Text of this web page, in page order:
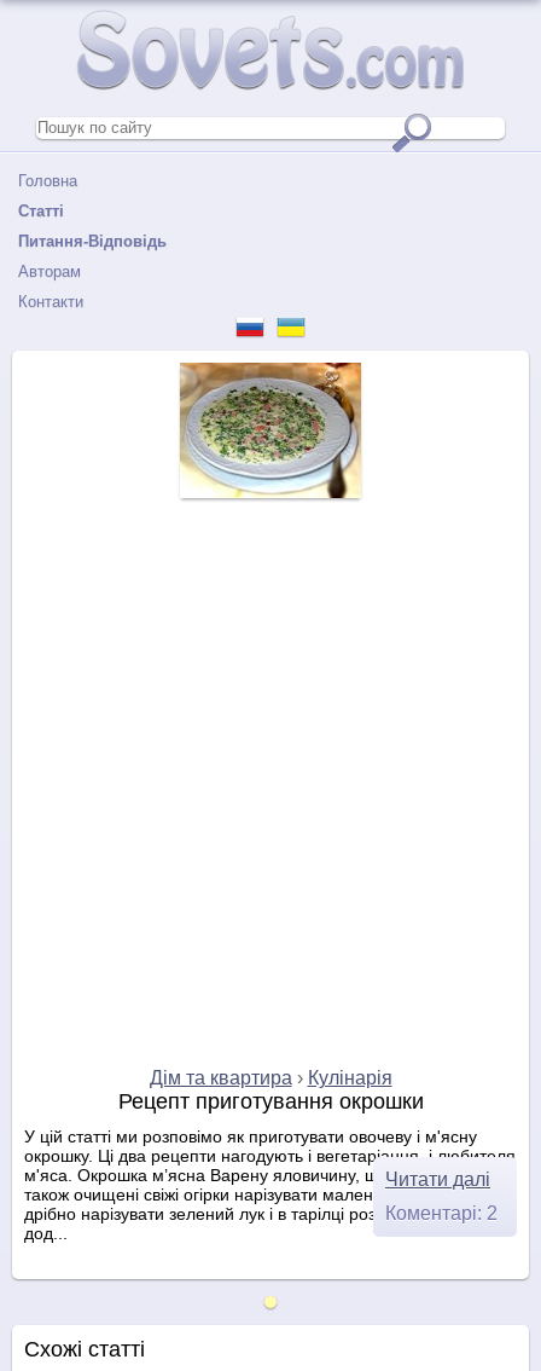
Головна
Статті
Питання-Відповідь
Авторам
Контакти
Дім та квартира › Кулінарія
Рецепт приготування окрошки
У цій статті ми розповімо як приготувати овочеву і м'ясну
окрошку. Ці два рецепти нагодують і вегетаріанця, і любителя
м'яса. Окрошка м’ясна Варену яловичину, шинку, мову, а
також очищені свіжі огірки нарізувати маленькими кубиками;
дрібно нарізувати зелений лук і в тарілці розім'яти ложкою,
дод...
Читати далі
Коментарі: 2
Схожі статті